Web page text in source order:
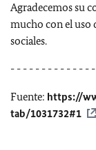
Agradecemos su
mucho con el uso
sociales.
- - - - - - - - - - - - -
Fuente: https://
tab/1031732#1